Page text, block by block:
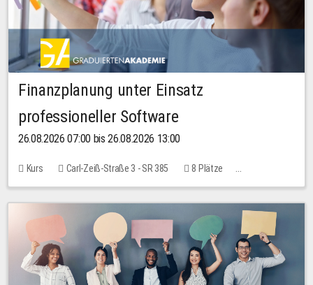
Finanzplanung unter Einsatz
professioneller Software
26.08.2026 07:00 bis 26.08.2026 13:00
Kurs Carl-Zeiß-Straße 3 - SR 385
8 Plätze
20,00 EUR